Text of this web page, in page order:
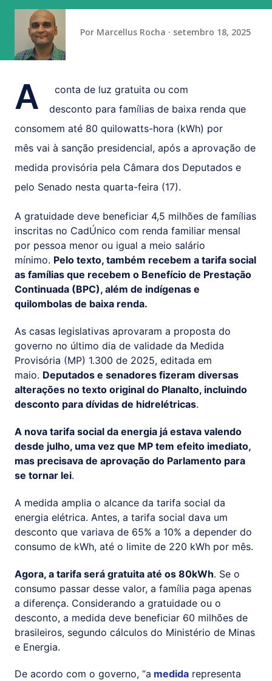
Por Marcellus Rocha setembro 18, 2025
A
conta de luz gratuita ou com
desconto para famílias de baixa renda que
consomem até 80 quilowatts-hora (kWh) por
mês vai à sanção presidencial, após a aprovação de
medida provisória pela Câmara dos Deputados e
pelo Senado nesta quarta-feira (17).
A gratuidade deve beneficiar 4,5 milhões de famílias
inscritas no CadÚnico com renda familiar mensal
por pessoa menor ou igual a meio salário
mínimo. Pelo texto, também recebem a tarifa social
as famílias que recebem o Benefício de Prestação
Continuada (BPC), além de indígenas e
quilombolas de baixa renda.
As casas legislativas aprovaram a proposta do
governo no último dia de validade da Medida
Provisória (MP) 1.300 de 2025, editada em
maio. Deputados e senadores fizeram diversas
alterações no texto original do Planalto, incluindo
desconto para dívidas de hidrelétricas.
A nova tarifa social da energia já estava valendo
desde julho, uma vez que MP tem efeito imediato,
mas precisava de aprovação do Parlamento para
se tornar lei.
A medida amplia o alcance da tarifa social da
energia elétrica. Antes, a tarifa social dava um
desconto que variava de 65% a 10% a depender do
consumo de kWh, até o limite de 220 kWh por mês.
Agora, a tarifa será gratuita até os 80kWh. Se o
consumo passar desse valor, a família paga apenas
a diferença. Considerando a gratuidade ou o
desconto, a medida deve beneficiar 60 milhões de
brasileiros, segundo cálculos do Ministério de Minas
e Energia.
De acordo com o governo, “a medida representa